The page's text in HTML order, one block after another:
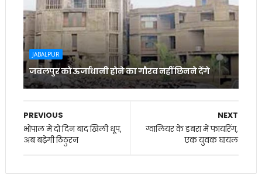
JABALPUR
जबलपुर को ऊर्जाधानी होने का गौरव नहीं छिनने देंगे
NEXT
ग्वालियर के डबरा में फायरिंग,
एक युवक घायल
PREVIOUS
भोपाल में दो दिन बाद खिली धूप,
अब बढ़ेगी ठिठुरन